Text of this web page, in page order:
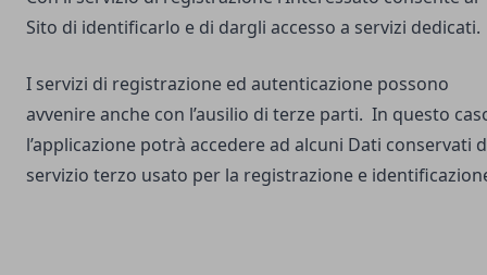
Sito di identificarlo e di dargli accesso a servizi dedicati.
I servizi di registrazione ed autenticazione possono
avvenire anche con l’ausilio di terze parti. In questo
l’applicazione potrà accedere ad alcuni Dati conservati
servizio terzo usato per la registrazione e